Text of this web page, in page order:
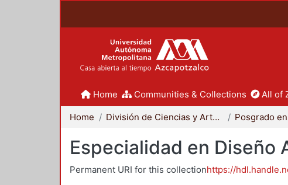
Home Communities & Collections All of
Home División de Ciencias y Artes para el Diseño Posgrado
Especialidad en Diseño
Permanent URI for this collectionhttps://